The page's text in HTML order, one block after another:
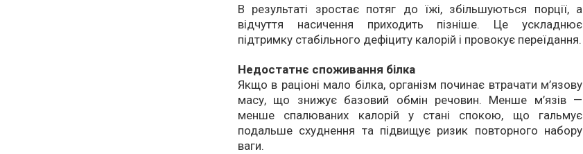
В результаті зростає потяг до їжі, збільшуються порції, а
відчуття насичення приходить пізніше. Це ускладнює
підтримку стабільного дефіциту калорій і провокує переїдання.
Недостатнє споживання білка
Якщо в раціоні мало білка, організм починає втрачати м’язову
масу, що знижує базовий обмін речовин. Менше м’язів —
менше спалюваних калорій у стані спокою, що гальмує
подальше схуднення та підвищує ризик повторного набору
ваги.